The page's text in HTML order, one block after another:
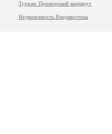
Туризм: Приморский маршрут
Недвижимость Владивостока